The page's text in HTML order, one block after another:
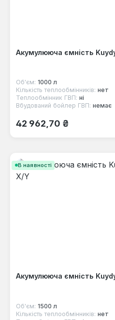
Акумулююча ємність
Об'єм: 1000 л
Кількість теплообмінників: нет
Теплообмінник ГВП: ні
Вбудований бойлер ГВП: немає
Звичайна ціна:
42 962,70 ₴
В наявності
Акумулююча ємність
Об'єм: 1500 л
Кількість теплообмінників: нет